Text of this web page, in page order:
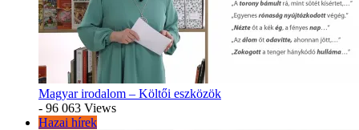
Magyar irodalom – Költői eszközök
- 96 063 Views
Hazai hírek